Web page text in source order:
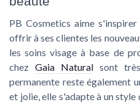
PB Cosmetics aime
offrir à ses clientes les
les soins visage à base de
chez Gaia Naturalsont très
permanente reste également
et jolie, elle s'adapte à un